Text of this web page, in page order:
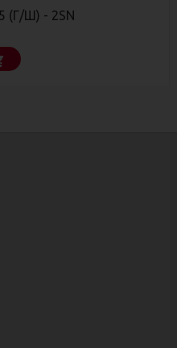
(Г/Ш) - 2SN